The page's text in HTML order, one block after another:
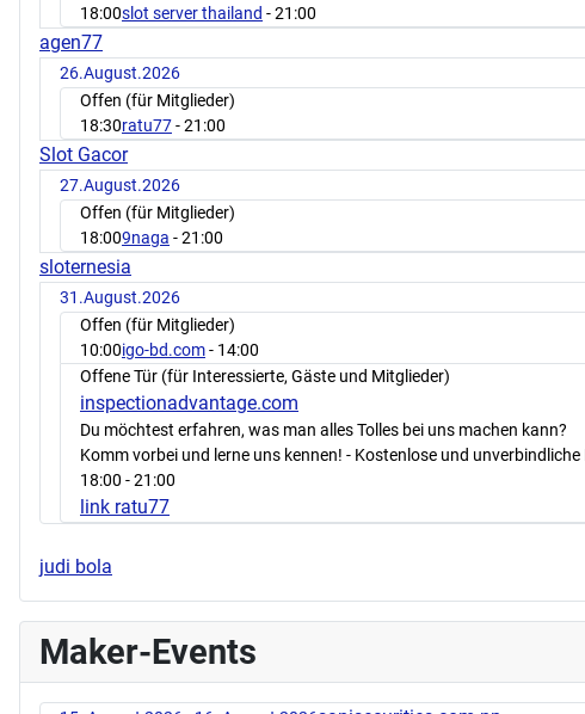
18:00slot server thailand - 21:00
agen77
26.August.2026
Offen (für Mitglieder)
18:30ratu77- 21:00
Slot Gacor
27.August.2026
Offen (für Mitglieder)
18:009naga - 21:00
sloternesia
31.August.2026
Offen (für Mitglieder)
10:00igo-bd.com- 14:00
Offene Tür (für Interessierte, Gäste und Mitglieder)
inspectionadvantage.com
Du möchtest erfahren, was man alles Tolles bei uns machen kann?
Komm vorbei und lerne uns kennen! - Kostenlose und
18:00 - 21:00
link ratu77
judi bola
Maker-Events